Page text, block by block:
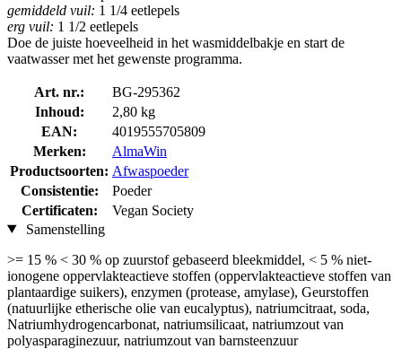
gemiddeld vuil: 1 1/4 eetlepels
erg vuil: 1 1/2 eetlepels
Doe de juiste hoeveelheid in het wasmiddelbakje en start de
vaatwasser met het gewenste programma.
Art. nr.:
BG-295362
Inhoud:
2,80 kg
EAN:
4019555705809
Merken:
AlmaWin
Productsoorten: Afwaspoeder
Consistentie:
Poeder
Certificaten:
Vegan Society
Samenstelling
>= 15 % < 30 % op zuurstof gebaseerd bleekmiddel, < 5 % niet-
ionogene oppervlakteactieve stoffen (oppervlakteactieve stoffen van
plantaardige suikers), enzymen (protease, amylase), Geurstoffen
(natuurlijke etherische olie van eucalyptus), natriumcitraat, soda,
Natriumhydrogencarbonat, natriumsilicaat, natriumzout van
polyasparaginezuur, natriumzout van barnsteenzuur